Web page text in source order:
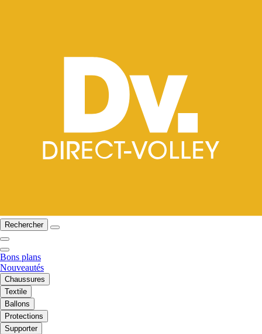
Rechercher
Bons plans
Nouveautés
Chaussures
Textile
Ballons
Protections
Supporter